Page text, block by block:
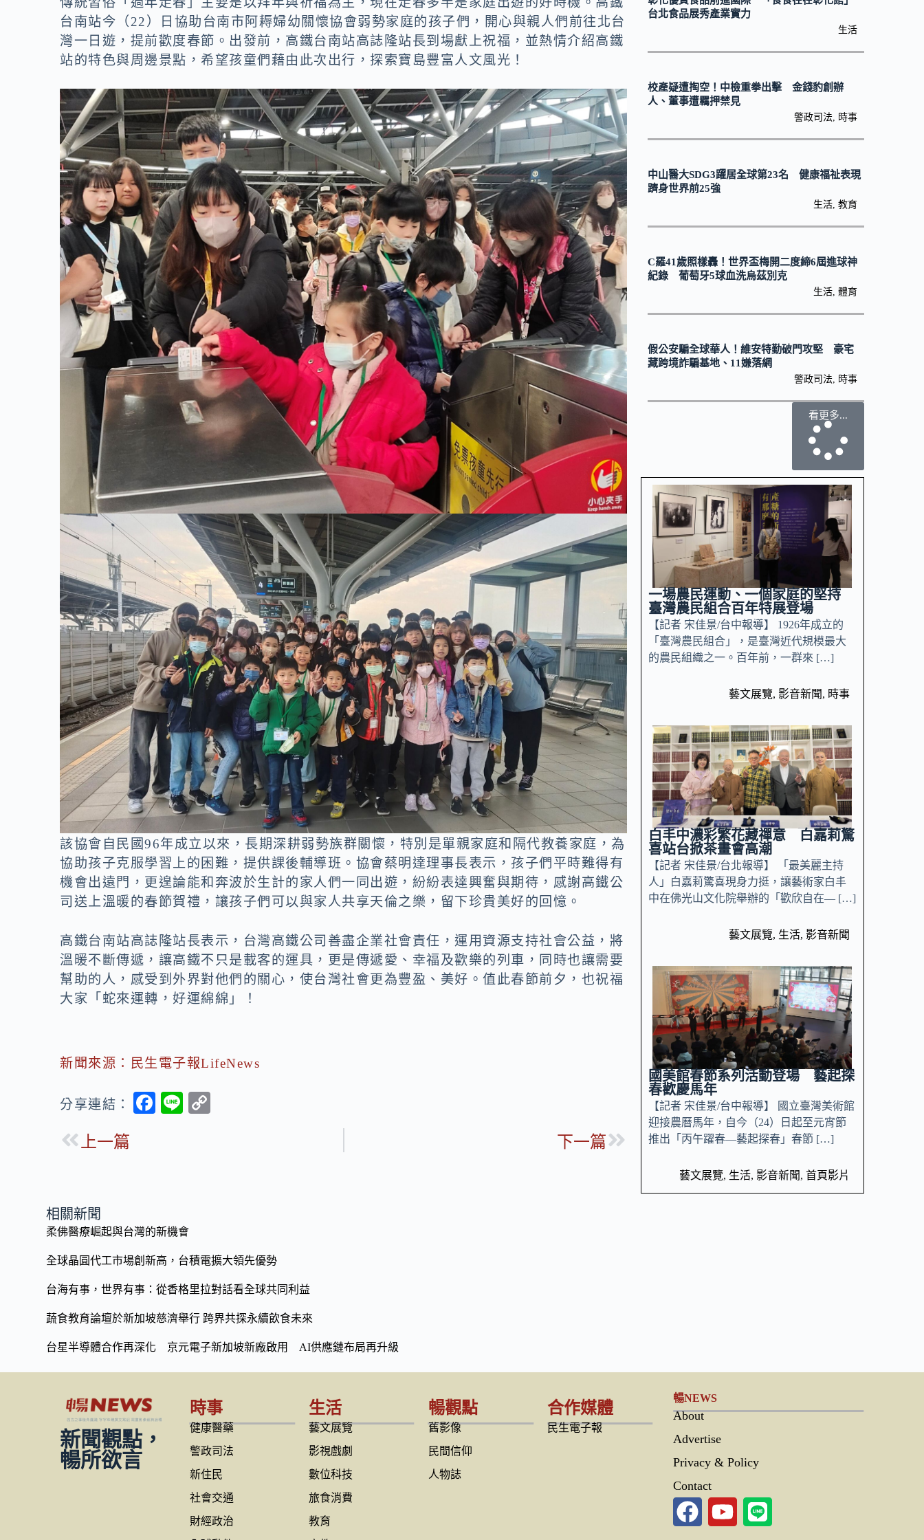
o
k
n
k
台南站今（22）日協助台南市阿耨婦幼關懷協會弱勢家庭的孩子們，開心與親人們前往北台
灣一日遊，提前歡度春節。出發前，高鐵台南站高誌隆站長到場獻上祝福，並熱情介紹高鐵
站的特色與周邊景點，希望孩童們藉由此次出行，探索寶島豐富人文風光！
該協會自民國96年成立以來，長期深耕弱勢族群關懷，特別是單親家庭和隔代教養家庭，為
協助孩子克服學習上的困難，提供課後輔導班。協會蔡明達理事長表示，孩子們平時難得有
機會出遠門，更遑論能和奔波於生計的家人們一同出遊，紛紛表達興奮與期待，感謝高鐵公
司送上溫暖的春節賀禮，讓孩子們可以與家人共享天倫之樂，留下珍貴美好的回憶。
高鐵台南站高誌隆站長表示，台灣高鐵公司善盡企業社會責任，運用資源支持社會公益，將
溫暖不斷傳遞，讓高鐵不只是載客的運具，更是傳遞愛、幸福及歡樂的列車，同時也讓需要
幫助的人，感受到外界對他們的關心，使台灣社會更為豐盈、美好。值此春節前夕，也祝福
大家「蛇來運轉，好運綿綿」！
新聞來源：民生電子報LifeNews
分享連結：
F
k
Li
上一篇 下一篇
台北食品展秀產業實力
生活
校產疑遭掏空！中檢重拳出擊 金錢豹創辦
人、董事遭羈押禁見
警政司法, 時事
中山醫大SDG3躍居全球第23名 健康福祉表現
躋身世界前25強
生活, 教育
C羅41歲照樣轟！世界盃梅開二度締6屆進球神
紀錄 葡萄牙5球血洗烏茲別克
生活, 體育
假公安騙全球華人！維安特勤破門攻堅 豪宅
藏跨境詐騙基地、11嫌落網
警政司法, 時事
看更多...
一場農民運動、一個家庭的堅持
臺灣農民組合百年特展登場
【記者 宋佳景/台中報導】 1926年成立的
「臺灣農民組合」，是臺灣近代規模最大
的農民組織之一。百年前，一群來 […]
藝文展覽, 影音新聞, 時事
白丰中濃彩繁花藏禪意 白嘉莉驚
喜站台掀茶畫會高潮
【記者 宋佳景/台北報導】 「最美麗主持
人」白嘉莉驚喜現身力挺，讓藝術家白丰
中在佛光山文化院舉辦的「歡欣自在— […]
藝文展覽, 生活, 影音新聞
國美館春節系列活動登場 藝起探
春歡慶馬年
【記者 宋佳景/台中報導】 國立臺灣美術館
迎接農曆馬年，自今（24）日起至元宵節
推出「丙午躍春—藝起探春」春節 […]
藝文展覽, 生活, 影音新聞, 首頁影片
相關新聞
柔佛醫療崛起與台灣的新機會
全球晶圓代工市場創新高，台積電擴大領先優勢
台海有事，世界有事：從香格里拉對話看全球共同利益
蔬食教育論壇於新加坡慈濟舉行 跨界共探永續飲食未來
台星半導體合作再深化 京元電子新加坡新廠啟用 AI供應鏈布局再升級
新聞觀點，
暢所欲言
時事
健康醫藥
警政司法
新住民
社會交通
財經政治
生活
藝文展覽
影視戲劇
數位科技
旅食消費
教育
暢觀點
舊影像
民間信仰
人物誌
合作媒體
民生電子報
暢NEWS
About
Advertise
Privacy & Policy
Contact